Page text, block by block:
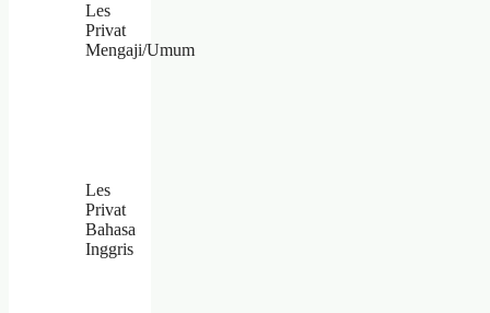
Les
Privat
Mengaji/Umum
Les
Privat
Bahasa
Inggris